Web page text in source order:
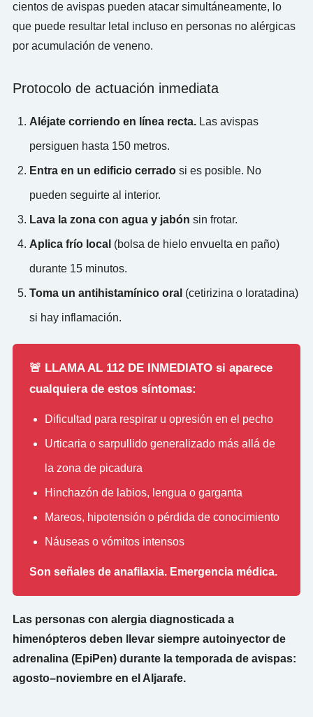
cientos de avispas pueden atacar simultáneamente, lo
que puede resultar letal incluso en personas no alérgicas
por acumulación de veneno.
Protocolo de actuación inmediata
Aléjate corriendo en línea recta.Las avispas
persiguen hasta 150 metros.
Entra en un edificio cerradosi es posible. No
pueden seguirte al interior.
Lava la zona con agua y jabón sin frotar.
Aplica frío local (bolsa de hielo envuelta en paño)
durante 15 minutos.
Toma un antihistamínico oral (cetirizina o loratadina)
si hay inflamación.
🚨 LLAMA AL 112 DE INMEDIATO si aparece
cualquiera de estos síntomas:
Dificultad para respirar u opresión en el pecho
Urticaria o sarpullido generalizado más allá de
la zona de picadura
Hinchazón de labios, lengua o garganta
Mareos, hipotensión o pérdida de conocimiento
Náuseas o vómitos intensos
Son señales de anafilaxia. Emergencia médica.
Las personas con alergia diagnosticada a
himenópteros deben llevar siempre autoinyector de
adrenalina (EpiPen) durante la temporada de avispas:
agosto–noviembre en el Aljarafe.